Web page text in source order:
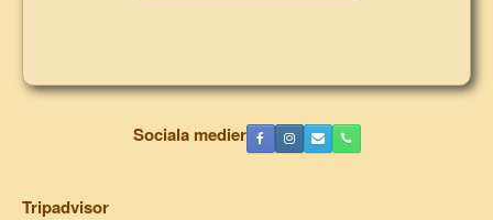
Sociala medier
Tripadvisor